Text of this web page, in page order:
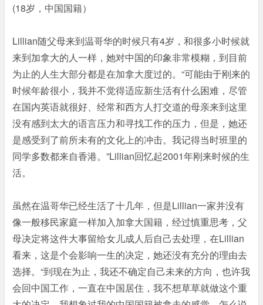
(18岁，中国国籍）
Lillian随父母来到温哥华的时候只有4岁，和很多小时候就
来到加拿大的人一样，她对中国的印象非常模糊，到目前
为止的人生大部分都是在加拿大度过的。“可能由于刚来的
时候年龄很小，我并不觉得适应新生活有什么困难，尽管
在国内英语就很好、经常和西方人打交道的母亲来到这里
没有感到太大的语言压力和寻找工作的压力，但是，她还
是感受到了前所未有的文化上的冲击。我记得当时班里的
同学多数都来自香港。”Lillian回忆起2001年刚来时候的生
活。
虽然在温哥华已经生活了十几年，但是Lillian一家并没有
像一般移民家庭一样加入加拿大国籍，经过慎重思考，父
母决定将这件大事留给女儿成人后自己去处理，在Lillian
看来，这是个会影响一生的决定，她还没有充分的理由去
选择。“到现在为止，我还不确定自己未来的方向，也许我
会回中国工作，一直在中国居住，我不想草草就做这个重